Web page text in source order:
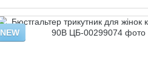
NEW